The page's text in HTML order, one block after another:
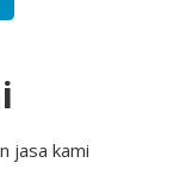
jasa kami